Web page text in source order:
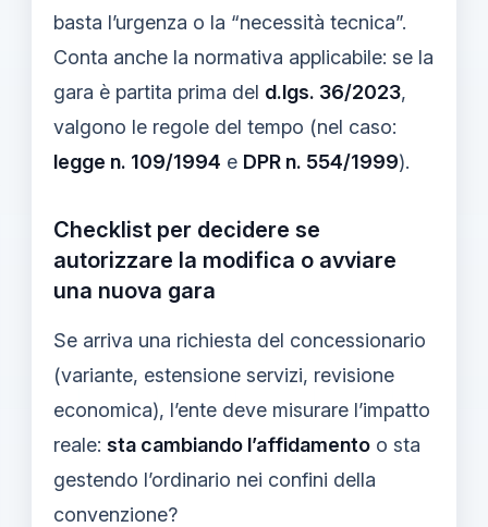
basta l’urgenza o la “necessità tecnica”.
Conta anche la normativa applicabile: se la
gara è partita prima del d.lgs. 36/2023,
valgono le regole del tempo (nel caso:
legge n. 109/1994 e DPR n. 554/1999).
Checklist per decidere se
autorizzare la modifica o avviare
una nuova gara
Se arriva una richiesta del concessionario
(variante, estensione servizi, revisione
economica), l’ente deve misurare l’impatto
reale: sta cambiando l’affidamento o sta
gestendo l’ordinario nei confini della
convenzione?